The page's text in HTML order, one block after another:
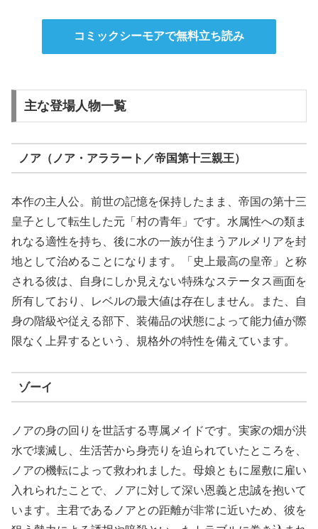
コミックシーモアで無料立ち読み
主な登場人物一覧
ノア（ノア・アララート／帝国第十三親王）
本作の主人公。前世の記憶を保持したまま、帝国の第十三
皇子として転生した元「村の青年」です。水属性への類ま
れなる適性を持ち、後に水の一族が住まうアルメリアを封
地として治めることになります。「史上最高の皇帝」と称
される彼は、自身にしか見えない特殊なステータス画面を
所有しており、レベルの最大値は存在しません。また、自
身の階級や従える部下、装備品の状態によって能力値が際
限なく上昇するという、規格外の特性を備えています。
ゾーイ
ノアの身の回りを世話する専属メイドです。実家の畑が洪
水で壊滅し、生活苦から身売りを迫られていたところを、
ノアの機転によって救われました。母娘ともに屋敷に雇い
入れられたことで、ノアに対して深い恩義と忠誠を抱いて
います。主君であるノアとの距離が非常に近いため、彼を